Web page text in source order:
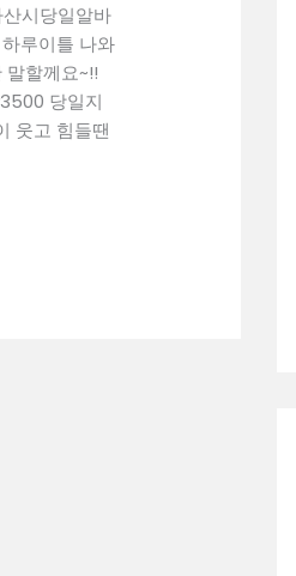
시당일알바
루이틀 나와
할께요~!!
당일지
웃고 힘들땐